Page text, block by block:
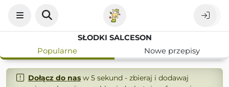
SŁODKI SALCESON
Popularne
Nowe przepisy
Dołącz do nasw 5 sekund - zbieraj i dodawaj